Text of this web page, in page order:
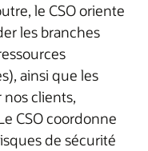
le CSO oriente
les branches
ainsi que les
clients,
CSO coordonne
de sécurité